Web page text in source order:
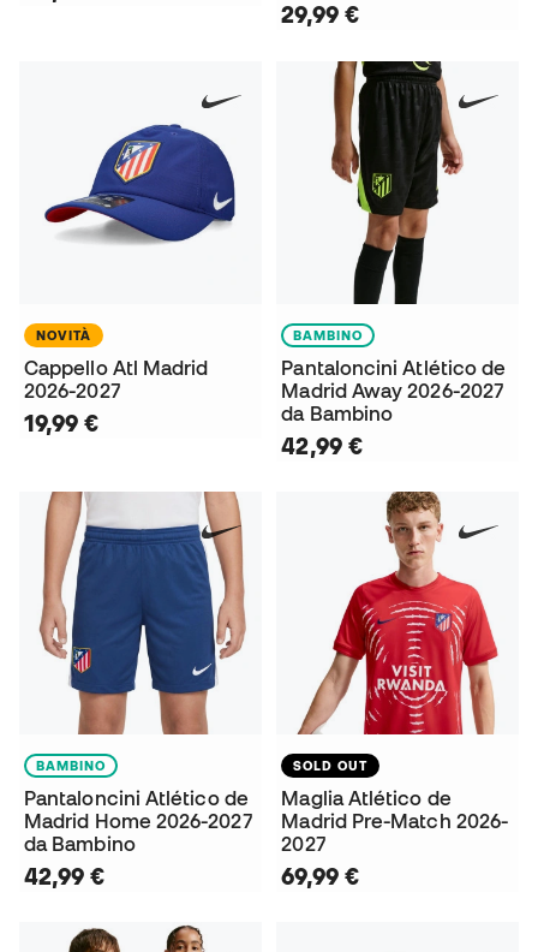
29,99 €
NOVITÀ
Cappello Atl Madrid
2026-2027
19,99 €
BAMBINO
Pantaloncini Atlético de
Madrid Away 2026-2027
da Bambino
42,99 €
BAMBINO
Pantaloncini Atlético de
Madrid Home 2026-2027
da Bambino
42,99 €
SOLD OUT
Maglia Atlético de
Madrid Pre-Match 2026-
2027
69,99 €